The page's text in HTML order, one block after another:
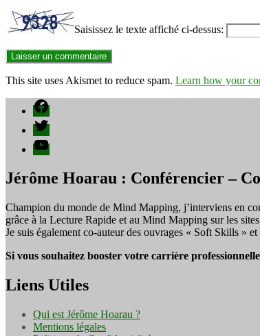
Saisissez le texte affiché ci-dessus:
This site uses Akismet to reduce spam. Learn how your
Facebook
Twitter
YouTube
Jérôme Hoarau : Conférencier –
Champion du monde de Mind Mapping, j’interviens en
grâce à la Lecture Rapide et au Mind Mapping sur les sites
Je suis également co-auteur des ouvrages « Soft Skills »
Si vous souhaitez booster votre carrière
Liens Utiles
Qui est Jérôme Hoarau ?
Mentions légales